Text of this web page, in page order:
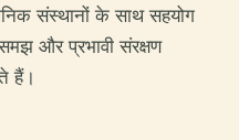
संस्थानों के साथ सहयोग
और प्रभावी संरक्षण
हैं।